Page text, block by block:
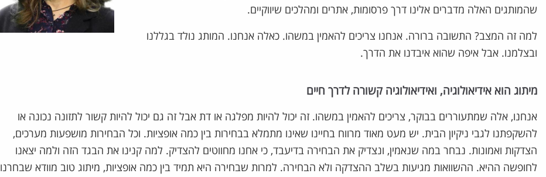
שהמותגים האלה מדברים אלינו דרך פרסומות, אתרים ומהלכים שיווקיים.
למה זה המצב? התשובה ברורה. אנחנו צריכים להאמין במשהו. כאלה אנחנו. המותג נולד בגללנו
ובצלמנו. אבל איפה שהוא איבדנו את הדרך.
מיתוג הוא אידיאולוגיה, ואידיאולוגיה קשורה לדרך חיים
אנחנו, אלה שמתעוררים בבוקר, צריכים להאמין במשהו. זה יכול להיות מפלגה או דת אבל זה גם יכול להיות קשור לתזונה נכונה או
להשקפתנו לגבי ניקיון הבית. יש מעט מאוד מרווח בחיינו שאינו מתמלא בבחירות בין כמה אופציות. וכל הבחירות מושפעות מערכים,
הצדקות ואמונות. נבחר במה שנאמין, ונצדיק את הבחירה בדיעבד, כי אחנו מחווטים להצדיק. למה קנינו את הבגד הזה ולמה יצאנו
לחופשה ההיא. ההשוואות מגיעות בשלב ההצדקה ולא הבחירה. למרות שבחירה היא תמיד בין כמה אופציות, מיתוג טוב מוודא שבחרנו